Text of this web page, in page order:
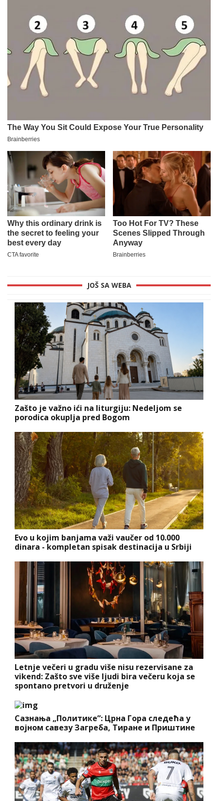
JOŠ SA WEBA
Zašto je važno ići na liturgiju: Nedeljom se
porodica okuplja pred Bogom
Evo u kojim banjama važi vaučer od 10.000
dinara - kompletan spisak destinacija u Srbiji
Letnje večeri u gradu više nisu rezervisane za
vikend: Zašto sve više ljudi bira večeru koja se
spontano pretvori u druženje
Сазнања „Политике”: Црна Гора следећа у
војном савезу Загреба, Тиране и Приштине